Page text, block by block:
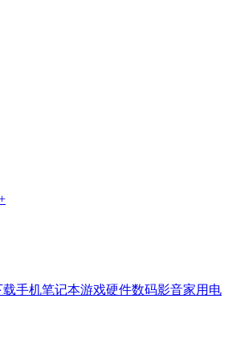
载手机笔记本游戏硬件数码影音家用电